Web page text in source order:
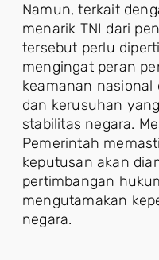
Namun, terkait
menarik TNI dari
tersebut perlu
mengingat peran
keamanan
dan kerusuhan
stabilitas negara.
Pemerintah
keputusan akan
pertimbangan
mengutamakan
negara.